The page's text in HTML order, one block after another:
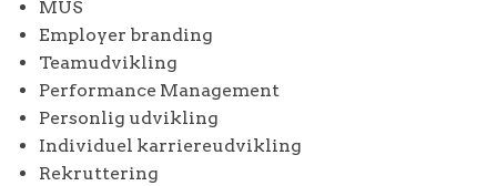
MUS
Employer branding
Teamudvikling
Performance Management
Personlig udvikling
Individuel karriereudvikling
Rekruttering